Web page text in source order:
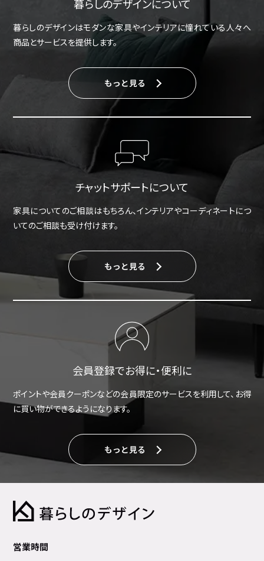
暮らしのデザインについて
暮らしのデザインはモダンな家具やインテリアに憧れている人々へ
商品とサービスを提供します。
もっと見る
チャットサポートについて
家具についてのご相談はもちろん、インテリアやコーディネートにつ
いてのご相談も受け付けます。
もっと見る
会員登録でお得に・便利に
ポイントや会員クーポンなどの会員限定のサービスを利用して、お得
に買い物ができるようになります。
もっと見る
営業時間